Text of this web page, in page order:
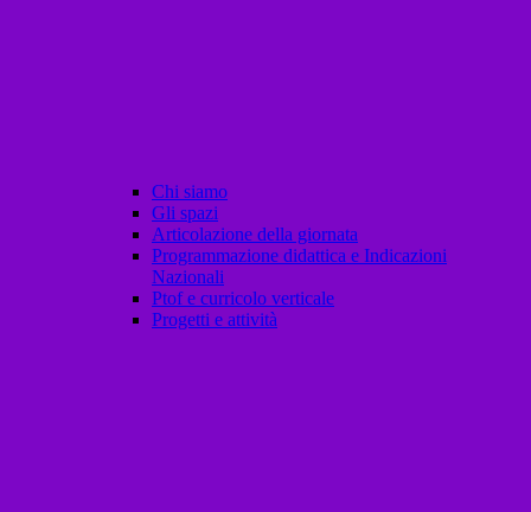
Chi siamo
Gli spazi
Articolazione della giornata
Programmazione didattica e Indicazioni
Nazionali
Ptof e curricolo verticale
Progetti e attività